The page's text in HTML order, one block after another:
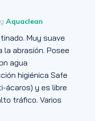
Aquaclean
Muy suave
abrasión. Posee
agua
higiénica Safe
ácaros) y es libre
tráfico. Varios